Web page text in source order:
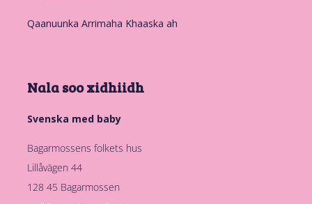
Qaanuunka Arrimaha Khaaska ah
Nala soo xidhiidh
Svenska med baby
Bagarmossens folkets hus
Lillåvägen 44
128 45 Bagarmossen